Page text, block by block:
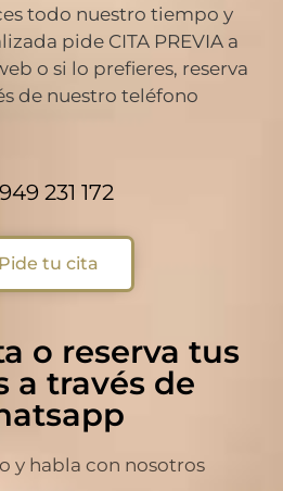
todo nuestro tiempo y
pide CITA PREVIA a
o si lo prefieres, reserva
de nuestro teléfono
949 231 172
tu cita
o reserva tus
a través de
y habla con nosotros